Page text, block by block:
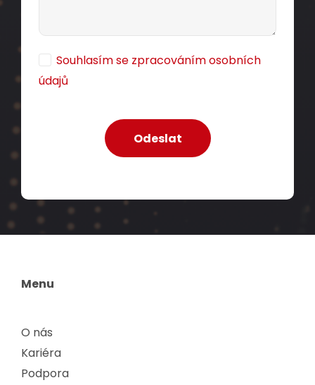
Souhlasím se zpracováním osobních
údajů
Menu
O nás
Kariéra
Podpora